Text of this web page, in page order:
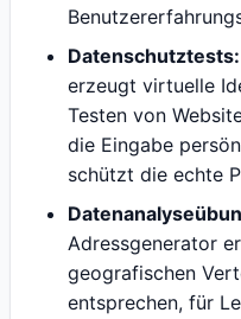
Datenschutztests:
erzeugt virtuelle
Testen von
die Eingabe
schützt die echte
Adressgenerator
geografischen
entsprechen, für